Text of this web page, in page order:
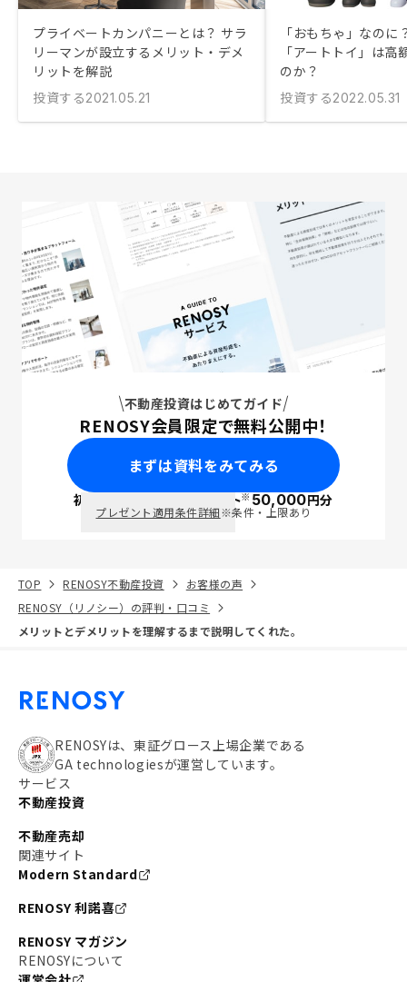
プライベートカンパニーとは？ サラ
リーマンが設立するメリット・デメ
リットを解説
投資する2021.05.21
「おもちゃ」なのに
「アートトイ」は高
のか？
投資する2022.05.31
不動産投資はじめてガイド
RENOSY会員限定で無料公開中！
まずは資料をみてみる
初回面談で ポイント※50,000円分
プレゼント適用条件詳細※条件・上限あり
TOP RENOSY不動産投資
お客様の声
RENOSY（リノシー）の評判・口コミ
メリットとデメリットを理解するまで説明してくれた。
RENOSYは、東証グロース上場企業である
GA technologiesが運営しています。
サービス
不動産投資
不動産売却
関連サイト
Modern Standard
RENOSY 利諾喜
RENOSY マガジン
RENOSYについて